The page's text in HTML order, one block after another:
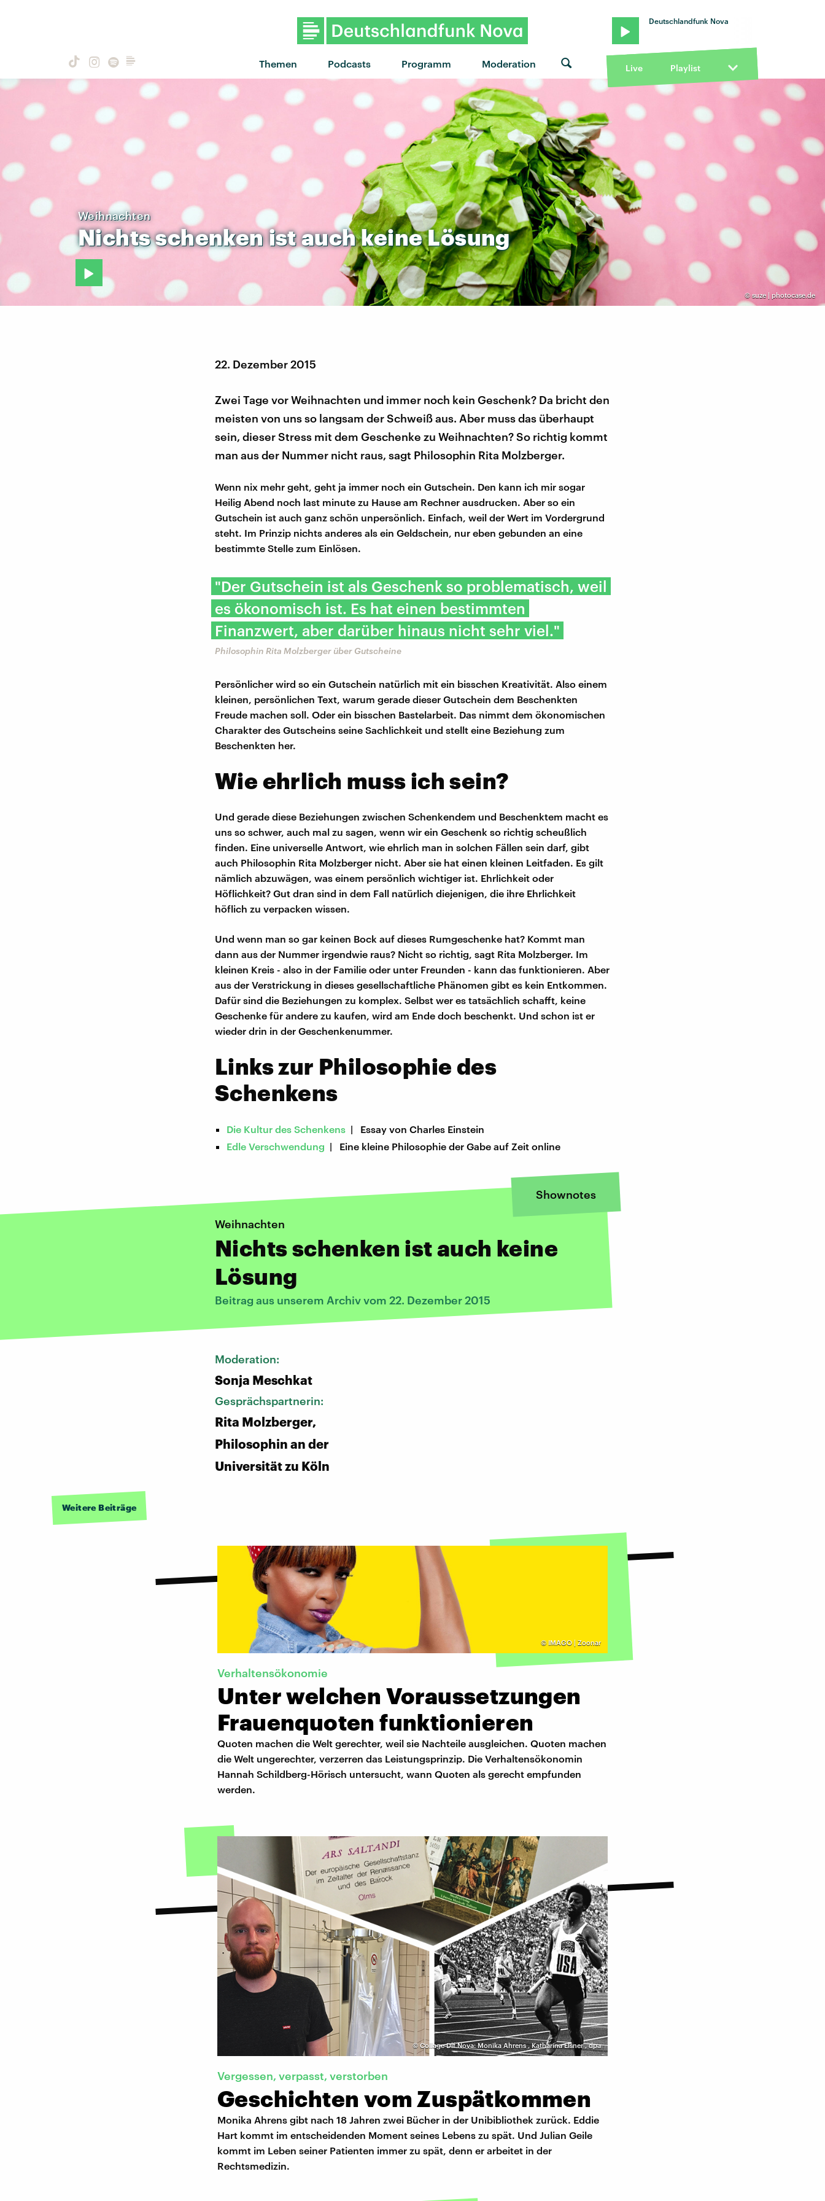
Themen Podcasts Programm Moderation
Deutschlandfunk Nova
Live Playlist
© suze | photocase.de
Weihnachten
NichtsschenkenistauchkeineLösung
22. Dezember 2015
Zwei Tage vor Weihnachten und immer noch kein Geschenk? Da bricht den
meisten von uns so langsam der Schweiß aus. Aber muss das überhaupt
sein, dieser Stress mit dem Geschenke zu Weihnachten? So richtig kommt
man aus der Nummer nicht raus, sagt Philosophin Rita Molzberger.
Wenn nix mehr geht, geht ja immer noch ein Gutschein. Den kann ich mir sogar
Heilig Abend noch last minute zu Hause am Rechner ausdrucken. Aber so ein
Gutschein ist auch ganz schön unpersönlich. Einfach, weil der Wert im Vordergrund
steht. Im Prinzip nichts anderes als ein Geldschein, nur eben gebunden an eine
bestimmte Stelle zum Einlösen.
"Der Gutschein ist als Geschenk so problematisch, weil
es ökonomisch ist. Es hat einen bestimmten
Finanzwert, aber darüber hinaus nicht sehr viel."
Philosophin Rita Molzberger über Gutscheine
Persönlicher wird so ein Gutschein natürlich mit ein bisschen Kreativität. Also einem
kleinen, persönlichen Text, warum gerade dieser Gutschein dem Beschenkten
Freude machen soll. Oder ein bisschen Bastelarbeit. Das nimmt dem ökonomischen
Charakter des Gutscheins seine Sachlichkeit und stellt eine Beziehung zum
Beschenkten her.
Wie ehrlich muss ich sein?
Und gerade diese Beziehungen zwischen Schenkendem und Beschenktem macht es
uns so schwer, auch mal zu sagen, wenn wir ein Geschenk so richtig scheußlich
finden. Eine universelle Antwort, wie ehrlich man in solchen Fällen sein darf, gibt
auch Philosophin Rita Molzberger nicht. Aber sie hat einen kleinen Leitfaden. Es gilt
nämlich abzuwägen, was einem persönlich wichtiger ist. Ehrlichkeit oder
Höflichkeit? Gut dran sind in dem Fall natürlich diejenigen, die ihre Ehrlichkeit
höflich zu verpacken wissen.
Und wenn man so gar keinen Bock auf dieses Rumgeschenke hat? Kommt man
dann aus der Nummer irgendwie raus? Nicht so richtig, sagt Rita Molzberger. Im
kleinen Kreis - also in der Familie oder unter Freunden - kann das funktionieren. Aber
aus der Verstrickung in dieses gesellschaftliche Phänomen gibt es kein Entkommen.
Dafür sind die Beziehungen zu komplex. Selbst wer es tatsächlich schafft, keine
Geschenke für andere zu kaufen, wird am Ende doch beschenkt. Und schon ist er
wieder drin in der Geschenkenummer.
Links zur Philosophie des
Schenkens
Die Kultur des Schenkens | Essay von Charles Einstein
Edle Verschwendung | Eine kleine Philosophie der Gabe auf Zeit online
Shownotes
Weihnachten
Nichts schenken ist auch keine
Lösung
Beitrag aus unserem Archiv vom 22. Dezember 2015
Moderation:
Sonja Meschkat
Gesprächspartnerin:
Rita Molzberger,
Philosophin an der
Universität zu Köln
Weitere Beiträge
© IMAGO | Zoonar
Verhaltensökonomie
Unter welchen Voraussetzungen
Frauenquoten funktionieren
Quoten machen die Welt gerechter, weil sie Nachteile ausgleichen. Quoten machen
die Welt ungerechter, verzerren das Leistungsprinzip. Die Verhaltensökonomin
Hannah Schildberg-Hörisch untersucht, wann Quoten als gerecht empfunden
werden.
©Collage Dlf Nova: Monika Ahrens,Katharina Elsner,dpa
Vergessen, verpasst, verstorben
Geschichten vom Zuspätkommen
Monika Ahrens gibt nach 18 Jahren zwei Bücher in der Unibibliothek zurück. Eddie
Hart kommt im entscheidenden Moment seines Lebens zu spät. Und Julian Geile
kommt im Leben seiner Patienten immer zu spät, denn er arbeitet in der
Rechtsmedizin.